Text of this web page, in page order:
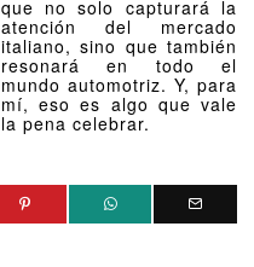
que no solo capturará la
atención del mercado
italiano, sino que también
resonará en todo el
mundo automotriz. Y, para
mí, eso es algo que vale
la pena celebrar.